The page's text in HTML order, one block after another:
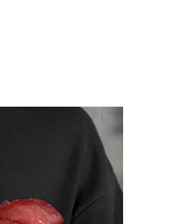
DES IDÉES